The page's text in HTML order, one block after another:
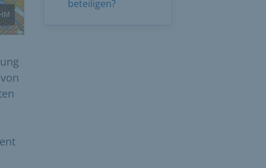
beteiligen?